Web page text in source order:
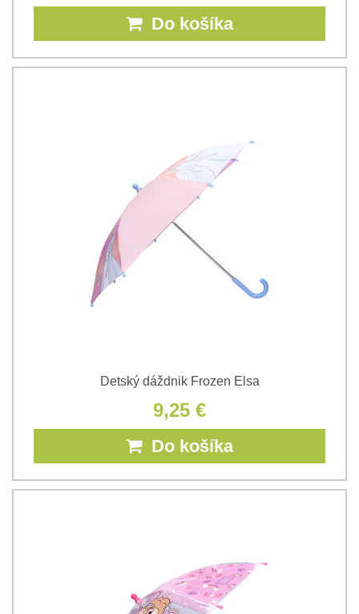
Do košíka
Detský dáždnik Frozen Elsa
9,25 €
Do košíka